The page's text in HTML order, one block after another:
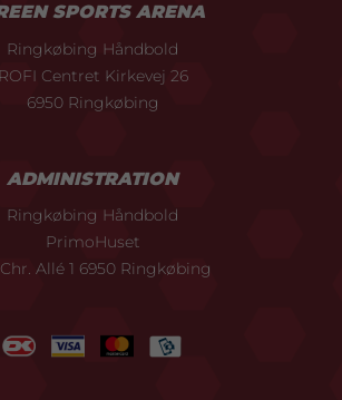
SPORTS ARENA
Ringkøbing Håndbold
ROFI Centret Kirkevej 26
6950 Ringkøbing
ADMINISTRATION
Ringkøbing Håndbold
PrimoHuset
Chr. Allé 1 6950 Ringkøbing